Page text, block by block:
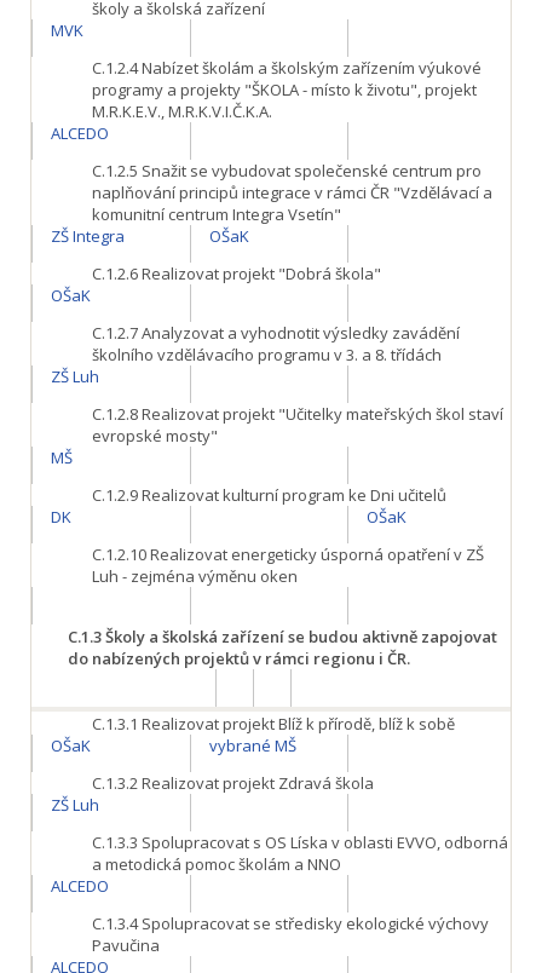
školy a školská zařízení
MVK
C.1.2.4Nabízet školám a školským zařízením výukové
programy a projekty "ŠKOLA - místo k životu", projekt
M.R.K.E.V., M.R.K.V.I.Č.K.A.
ALCEDO
C.1.2.5 Snažit se vybudovat společenské centrum pro
naplňování principů integrace v rámci ČR "Vzdělávací a
komunitní centrum Integra Vsetín"
ZŠ Integra
OŠaK
C.1.2.6Realizovat projekt "Dobrá škola"
OŠaK
C.1.2.7Analyzovat a vyhodnotit výsledky zavádění
školního vzdělávacího programu v 3. a 8. třídách
ZŠ Luh
C.1.2.8Realizovat projekt "Učitelky mateřských škol staví
evropské mosty"
MŠ
C.1.2.9Realizovat kulturní program ke Dni učitelů
DK
OŠaK
C.1.2.10Realizovat energeticky úsporná opatření v ZŠ
Luh - zejména výměnu oken
C.1.3Školy a školská zařízení se budou aktivně zapojovat
do nabízených projektů v rámci regionu i ČR.
C.1.3.1 Realizovat projekt Blíž k přírodě, blíž k sobě
OŠaK
vybrané MŠ
C.1.3.2Realizovat projekt Zdravá škola
ZŠ Luh
C.1.3.3 Spolupracovat s OS Líska v oblasti EVVO, odborná
a metodická pomoc školám a NNO
ALCEDO
C.1.3.4Spolupracovat se středisky ekologické výchovy
Pavučina
ALCEDO